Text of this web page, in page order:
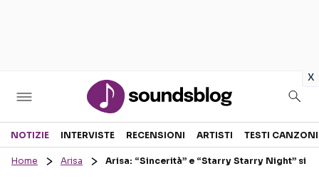
x
Sezioni
NOTIZIE INTERVISTE RECENSIONI ARTISTI TESTI CANZONI
Home Arisa Arisa: “Sincerità” e “Starry Starry Night” si